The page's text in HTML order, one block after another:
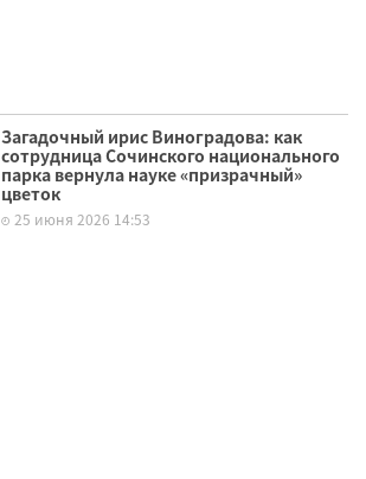
Загадочный ирис Виноградова: как
сотрудница Сочинского национального
парка вернула науке «призрачный»
цветок
25 июня 2026 14:53